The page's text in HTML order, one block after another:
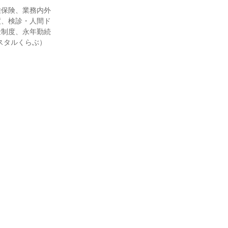
険、業務内外
検診・人間ド
度、永年勤続
ルくらぶ）